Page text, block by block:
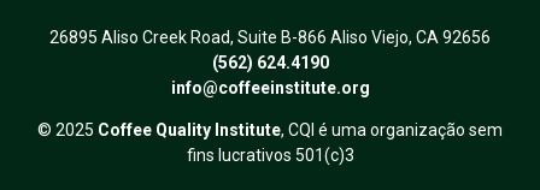
26895 Aliso Creek Road, Suite B-866 Aliso Viejo, CA 92656
(562) 624.4190
info@coffeeinstitute.org
© 2025 Coffee Quality Institute, CQI é uma organização sem
fins lucrativos 501(c)3